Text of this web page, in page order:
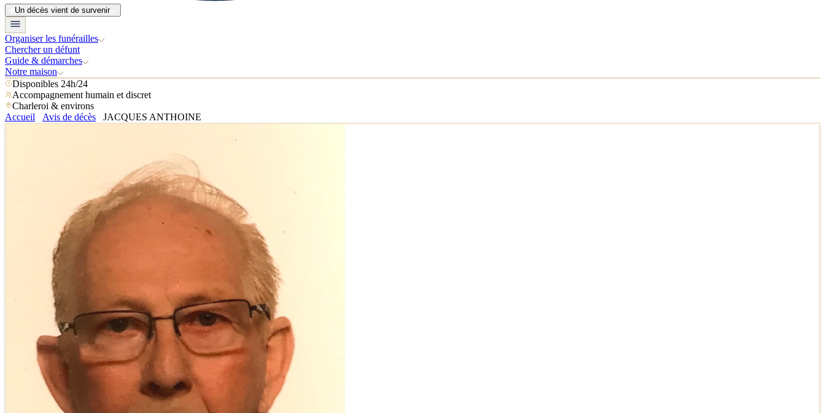
Un décès vient de survenir
Organiser les funérailles
Chercher un défunt
Guide & démarches
Notre maison
Disponibles 24h/24
Accompagnement humain et discret
Charleroi & environs
Accueil
Avis de décès JACQUES ANTHOINE